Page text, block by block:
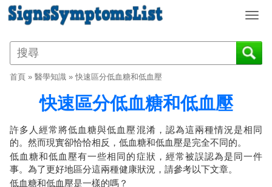
T
g
g
v
i
g
a
首頁 » 醫學知識 » 快速區分低血糖和低血壓
快速區分低血糖和低血壓
許多人經常將低血糖與低血壓混淆，認為這兩種情況是相同
的。然而現實卻恰恰相反，低血糖和低血壓是完全不同的。
低血糖和低血壓有一些相同的症狀，經常被誤認為是同一件
事。為了更好地區分這兩種健康狀況，請參考以下文章。
低血糖和低血壓是一樣的嗎？